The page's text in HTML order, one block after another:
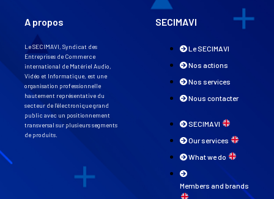
A propos
Le SECIMAVI, Syndicat des
Entreprises de Commerce
international de Matériel Audio,
Vidéo et Informatique, est une
organisation professionnelle
hautement représentative du
secteur de l’électronique grand
public avec un positionnement
transversal sur plusieurs segments
de produits.
SECIMAVI
Le SECIMAVI
Nos actions
Nos services
Nous contacter
SECIMAVI
Our services
What we do
Members and brands